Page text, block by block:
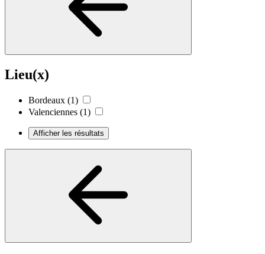
Lieu(x)
Bordeaux (1)
Valenciennes (1)
Afficher les résultats